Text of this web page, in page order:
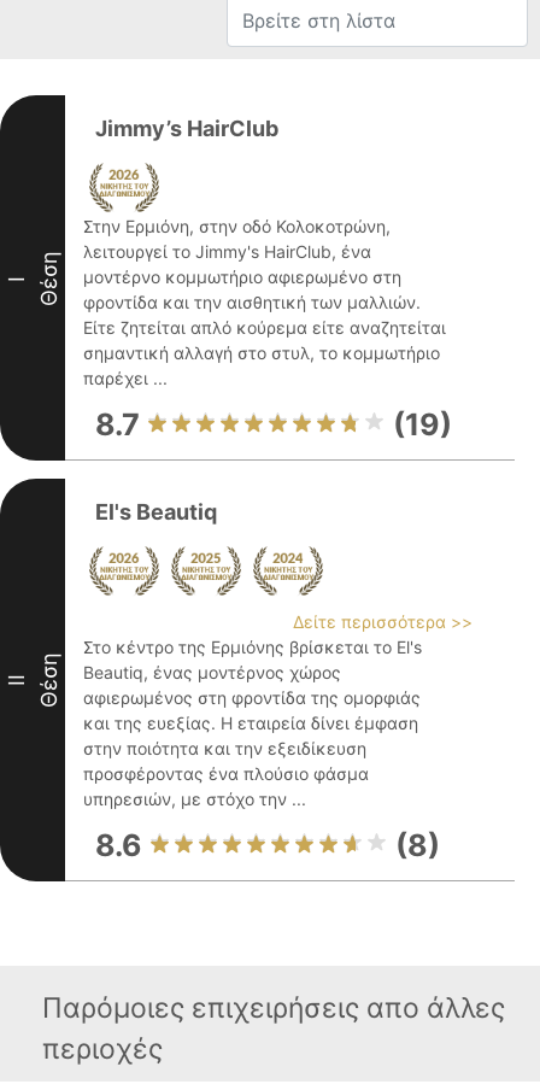
I Θέση
Jimmy’s HairClub
Στην Ερμιόνη, στην οδό Κολοκοτρώνη,
λειτουργεί το Jimmy's HairClub, ένα
μοντέρνο κομμωτήριο αφιερωμένο στη
φροντίδα και την αισθητική των μαλλιών.
Είτε ζητείται απλό κούρεμα είτε αναζητείται
σημαντική αλλαγή στο στυλ, το κομμωτήριο
παρέχει ...
8.7 (19)
II Θέση
El's Beautiq
Δείτε περισσότερα >>
Στο κέντρο της Ερμιόνης βρίσκεται το El's
Beautiq, ένας μοντέρνος χώρος
αφιερωμένος στη φροντίδα της ομορφιάς
και της ευεξίας. Η εταιρεία δίνει έμφαση
στην ποιότητα και την εξειδίκευση
προσφέροντας ένα πλούσιο φάσμα
υπηρεσιών, με στόχο την ...
8.6 (8)
Παρόμοιες επιχειρήσεις απο άλλες
περιοχές